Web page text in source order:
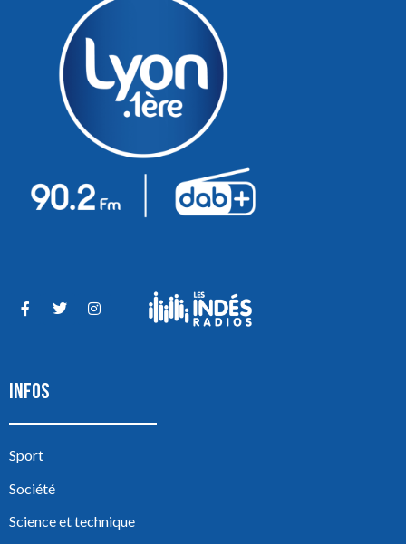
INFOS
Sport
Société
Science et technique